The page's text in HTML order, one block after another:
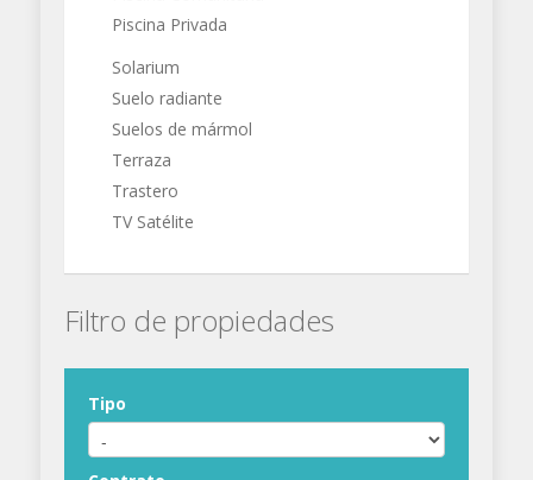
Piscina Privada
Solarium
Suelo radiante
Suelos de mármol
Terraza
Trastero
TV Satélite
Filtro de propiedades
Tipo